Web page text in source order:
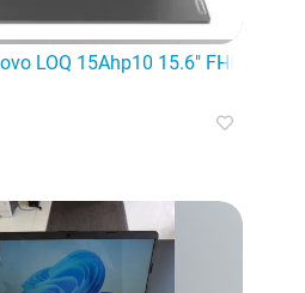
работы и
LOQ 15Ahp10 15.6" FHD